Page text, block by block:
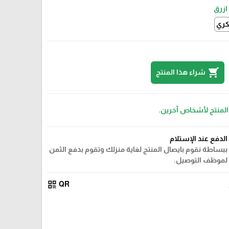
ازرق
shopping_cart شراء هذا المنتج
المنتج لأشخاص آخرين.
الدفع عند الإستلام
ببساطة نقوم بايصال المنتج لغاية منزلك وتقوم بدفع الثمن
لموظف التوصيل.
QR
qr_code